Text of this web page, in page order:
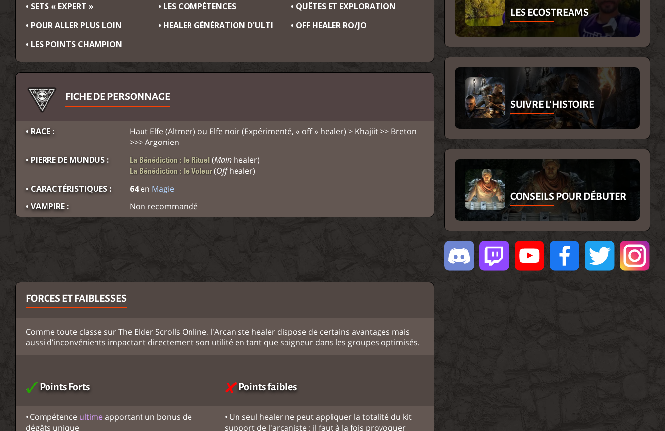
• SETS « EXPERT »
• LES COMPÉTENCES
• QUÊTES ET EXPLORATION
• POUR ALLER PLUS LOIN
• HEALER GÉNÉRATION D'ULTI
• OFF HEALER RO/JO
• LES POINTS CHAMPION
FICHE DE PERSONNAGE
• RACE :
Haut Elfe (Altmer) ou Elfe noir (Expérimenté, « off » healer) > Khajiit >> Breton
>>> Argonien
• PIERRE DE MUNDUS :
La Bénédiction : le Rituel(Main healer)
La Bénédiction : le Voleur(Offhealer)
• CARACTÉRISTIQUES :
64en Magie
• VAMPIRE :
Non recommandé
FORCES ET FAIBLESSES
Comme toute classe sur The Elder Scrolls Online, l'Arcaniste healer dispose de certains avantages mais
aussi d’inconvénients impactant directement son utilité en tant que soigneur dans les groupes optimisés.
Points Forts Points faibles
Compétence ultime apportant un bonus de
dégâts unique
Un seul healer ne peut appliquer la totalité du kit
support de l'arcaniste : il faut à la fois provoquer
LES ECOSTREAMS
SUIVRE L'HISTOIRE
CONSEILS POUR DÉBUTER